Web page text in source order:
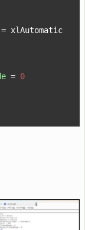
= xlAutomatic
= 0